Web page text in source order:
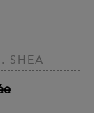
SHEA